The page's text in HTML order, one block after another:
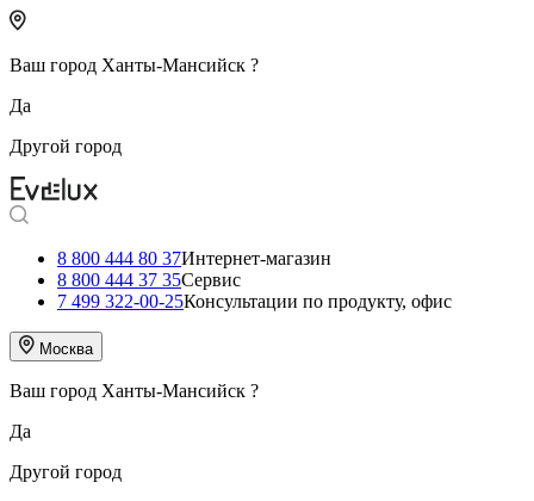
Ваш город Ханты-Мансийск ?
Да
Другой город
8 800 444 80 37Интернет-магазин
8 800 444 37 35Сервис
7 499 322-00-25Консультации по продукту, офис
Москва
Ваш город Ханты-Мансийск ?
Да
Другой город